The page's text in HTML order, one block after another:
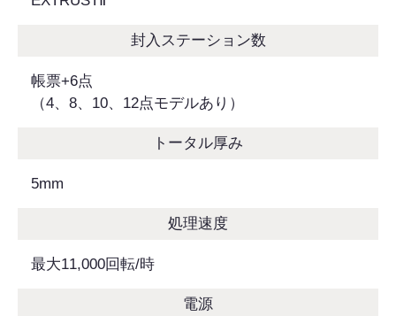
封入ステーション数
帳票+6点
（4、8、10、12点モデルあり）
トータル厚み
5mm
処理速度
最大11,000回転/時
電源